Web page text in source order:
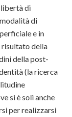
libertà di
di
e in
risultato della
della post-
(la ricerca
si è soli anche
per realizzarsi